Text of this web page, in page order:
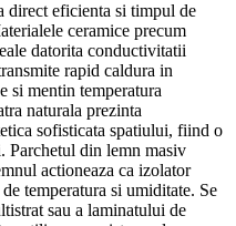
direct eficienta si timpul de
ceramice precum
datorita conductivitatii
rapid caldura in
si mentin temperatura
naturala prezinta
sofisticata spatiului, fiind o
Parchetul din lemn masiv
actioneaza ca izolator
temperatura si umiditate. Se
sau a laminatului de